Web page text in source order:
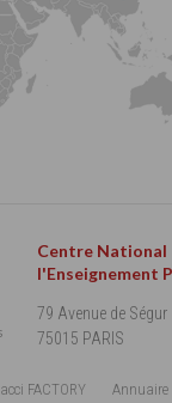
Centre National
l'Enseignement
79 Avenue de Ségur
75015 PARIS
FACTORY
Annuaire